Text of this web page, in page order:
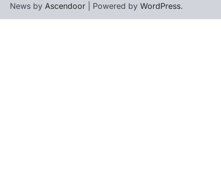
News by Ascendoor | Powered by WordPress.